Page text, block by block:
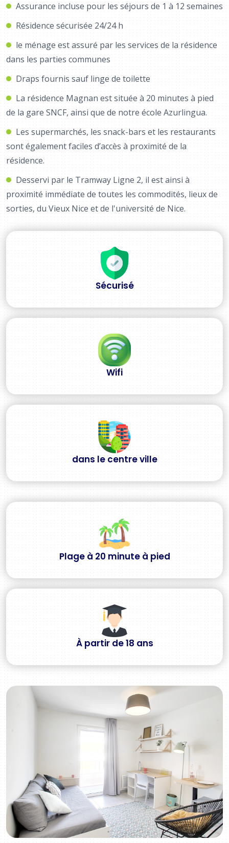
Assurance incluse pour les séjours de 1 à 12 semaines
Résidence sécurisée 24/24 h
le ménage est assuré par les services de la résidence
dans les parties communes
Draps fournis sauf linge de toilette
La résidence Magnan est située à 20 minutes à pied
de la gare SNCF, ainsi que de notre école Azurlingua.
Les supermarchés, les snack-bars et les restaurants
sont également faciles d’accès à proximité de la
résidence.
Desservi par le Tramway Ligne 2, il est ainsi à
proximité immédiate de toutes les commodités, lieux de
sorties, du Vieux Nice et de l'université de Nice.
Sécurisé
Wifi
dans le centre ville
Plage à 20 minute à pied
À partir de 18 ans